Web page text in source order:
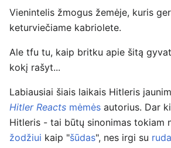
Vienintelis žmogus žemėje, kuris
keturviečiame kabriolete.
Ale tfu tu, kaip britku apie šitą
kokį rašyt...
Labiausiai šiais laikais Hitleris
Hitler Reacts mėmės autorius. Dar
Hitleris - tai būtų sinonimas tokiam
žodžiui kaip "šūdas", nes irgi su ruda